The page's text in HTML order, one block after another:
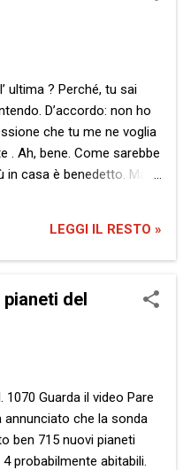
ultima ? Perché, tu sai
D’accordo: non ho
che tu me ne voglia
. Ah, bene. Come sarebbe
casa è benedetto. Ma
spento. Dicevo non ti
capisco il perché di tutto
Te lo spiego io. Questi
ci buttano a mare.
un modo di dire…
Deve aiutare la
ne sai? Questi mica
si credono di fare i
LEGGI IL RESTO »
del
1070 Guarda il video Pare
annunciato che la sonda
ben 715 nuovi pianeti
probabilmente abitabili.